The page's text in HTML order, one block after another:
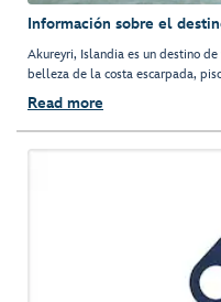
Información sobre el
Akureyri, Islandia es un destino
belleza de la costa escarpada,
Read more